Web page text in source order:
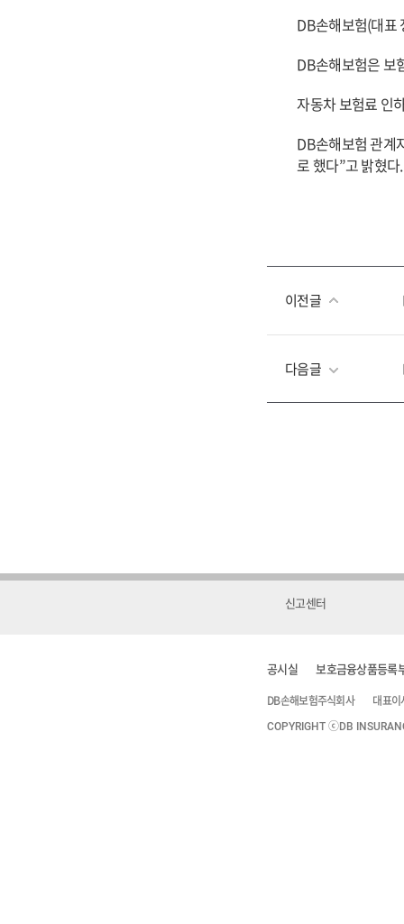
DB손해보험(대표
DB손해보험은 보
자동차 보험료 인
DB손해보험 관계
로 했다”고 밝혔다.
이전글
다음글
신고센터
공시실 보호금융상품등록
DB손해보험주식회사 대표이
COPYRIGHT ⓒDB